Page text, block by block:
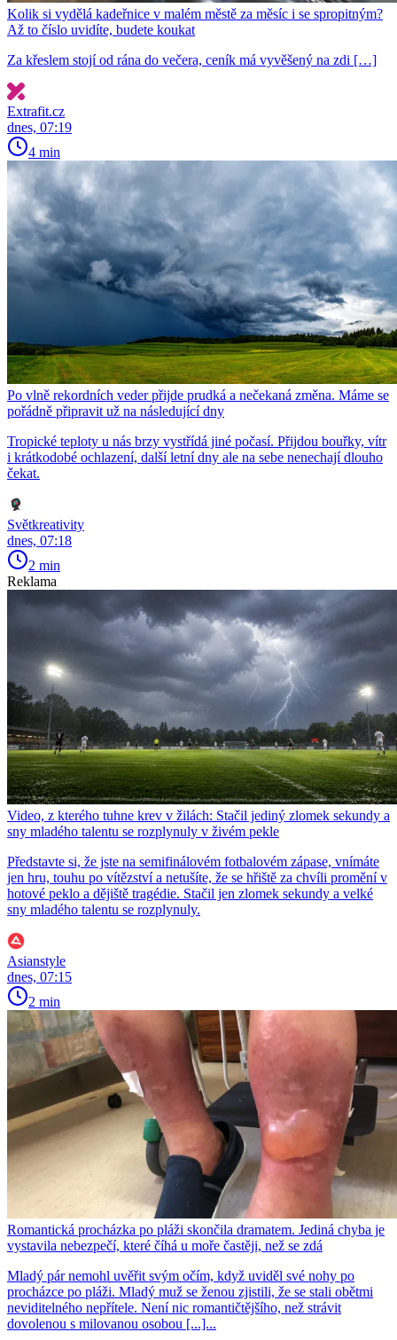
Kolik si vydělá kadeřnice v malém městě za měsíc i se spropitným?
Až to číslo uvidíte, budete koukat
Za křeslem stojí od rána do večera, ceník má vyvěšený na zdi […]
Extrafit.cz
dnes, 07:19
4 min
Po vlně rekordních veder přijde prudká a nečekaná změna. Máme se
pořádně připravit už na následující dny
Tropické teploty u nás brzy vystřídá jiné počasí. Přijdou bouřky, vítr
i krátkodobé ochlazení, další letní dny ale na sebe nenechají dlouho
čekat.
Světkreativity
dnes, 07:18
2 min
Reklama
Video, z kterého tuhne krev v žilách: Stačil jediný zlomek sekundy a
sny mladého talentu se rozplynuly v živém pekle
Představte si, že jste na semifinálovém fotbalovém zápase, vnímáte
jen hru, touhu po vítězství a netušíte, že se hřiště za chvíli promění v
hotové peklo a dějiště tragédie. Stačil jen zlomek sekundy a velké
sny mladého talentu se rozplynuly.
Asianstyle
dnes, 07:15
2 min
Romantická procházka po pláži skončila dramatem. Jediná chyba je
vystavila nebezpečí, které číhá u moře častěji, než se zdá
Mladý pár nemohl uvěřit svým očím, když uviděl své nohy po
procházce po pláži. Mladý muž se ženou zjistili, že se stali obětmi
neviditelného nepřítele. Není nic romantičtějšího, než strávit
dovolenou s milovanou osobou [...]...